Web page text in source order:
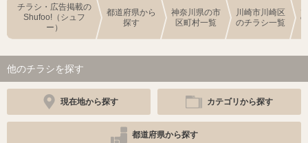
チラシ・広告掲載の
Shufoo!（シュフ
ー）
都道府県から
探す
神奈川県の市
区町村一覧
川崎市川崎区
のチラシ一覧
他のチラシを探す
現在地から探す カテゴリから探す
都道府県から探す